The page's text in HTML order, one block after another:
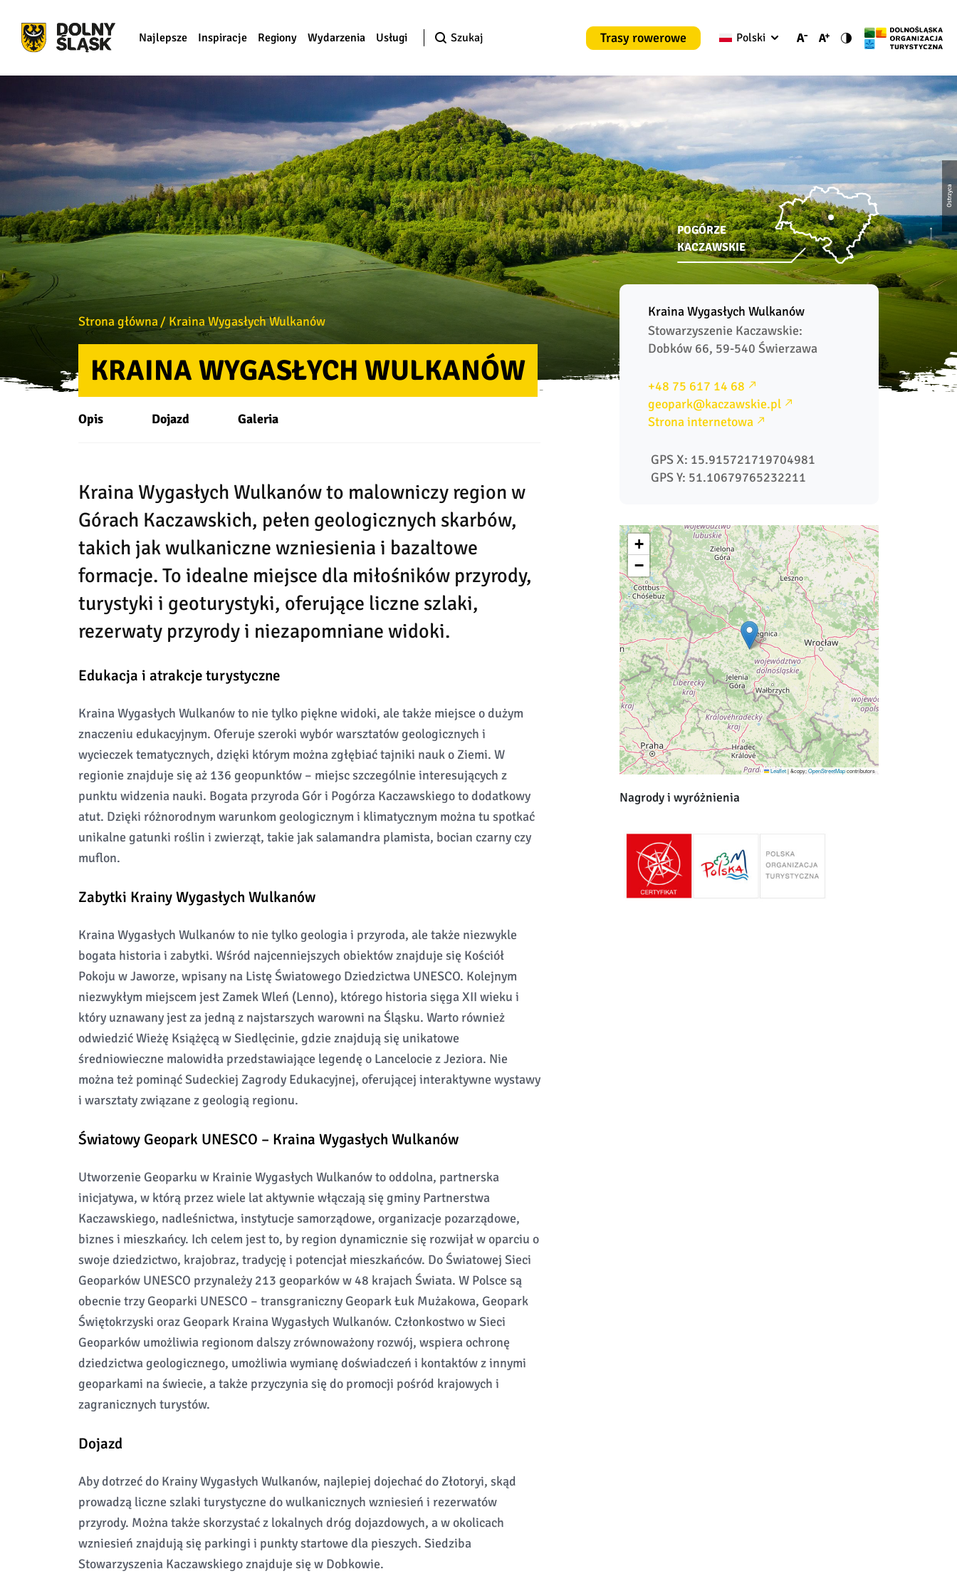
Najlepsze Inspiracje Regiony Wydarzenia Usługi Szukaj Trasy rowerowe Polski
Ostrzyca
Strona główna Kraina Wygasłych Wulkanów
KRAINA WYGASŁYCH WULKANÓW
POGÓRZE
KACZAWSKIE
Opis Dojazd Galeria
Kraina Wygasłych Wulkanów to malowniczy region w
Górach Kaczawskich, pełen geologicznych skarbów,
takich jak wulkaniczne wzniesienia i bazaltowe
formacje. To idealne miejsce dla miłośników przyrody,
turystyki i geoturystyki, oferujące liczne szlaki,
rezerwaty przyrody i niezapomniane widoki.
Edukacja i atrakcje turystyczne
Kraina Wygasłych Wulkanów to nie tylko piękne widoki, ale także miejsce o dużym
znaczeniu edukacyjnym. Oferuje szeroki wybór warsztatów geologicznych i
wycieczek tematycznych, dzięki którym można zgłębiać tajniki nauk o Ziemi. W
regionie znajduje się aż 136 geopunktów – miejsc szczególnie interesujących z
punktu widzenia nauki. Bogata przyroda Gór i Pogórza Kaczawskiego to dodatkowy
atut. Dzięki różnorodnym warunkom geologicznym i klimatycznym można tu spotkać
unikalne gatunki roślin i zwierząt, takie jak salamandra plamista, bocian czarny czy
muflon.
Zabytki Krainy Wygasłych Wulkanów
Kraina Wygasłych Wulkanów to nie tylko geologia i przyroda, ale także niezwykle
bogata historia i zabytki. Wśród najcenniejszych obiektów znajduje się Kościół
Pokoju w Jaworze, wpisany na Listę Światowego Dziedzictwa UNESCO. Kolejnym
niezwykłym miejscem jest Zamek Wleń (Lenno), którego historia sięga XII wieku i
który uznawany jest za jedną z najstarszych warowni na Śląsku. Warto również
odwiedzić Wieżę Książęcą w Siedlęcinie, gdzie znajdują się unikatowe
średniowieczne malowidła przedstawiające legendę o Lancelocie z Jeziora. Nie
można też pominąć Sudeckiej Zagrody Edukacyjnej, oferującej interaktywne wystawy
i warsztaty związane z geologią regionu.
Światowy Geopark UNESCO – Kraina Wygasłych Wulkanów
Utworzenie Geoparku w Krainie Wygasłych Wulkanów to oddolna, partnerska
inicjatywa, w którą przez wiele lat aktywnie włączają się gminy Partnerstwa
Kaczawskiego, nadleśnictwa, instytucje samorządowe, organizacje pozarządowe,
biznes i mieszkańcy. Ich celem jest to, by region dynamicznie się rozwijał w oparciu o
swoje dziedzictwo, krajobraz, tradycję i potencjał mieszkańców. Do Światowej Sieci
Geoparków UNESCO przynależy 213 geoparków w 48 krajach Świata. W Polsce są
obecnie trzy Geoparki UNESCO – transgraniczny Geopark Łuk Mużakowa, Geopark
Świętokrzyski oraz Geopark Kraina Wygasłych Wulkanów. Członkostwo w Sieci
Geoparków umożliwia regionom dalszy zrównoważony rozwój, wspiera ochronę
dziedzictwa geologicznego, umożliwia wymianę doświadczeń i kontaktów z innymi
geoparkami na świecie, a także przyczynia się do promocji pośród krajowych i
zagranicznych turystów.
Dojazd
Aby dotrzeć do Krainy Wygasłych Wulkanów, najlepiej dojechać do Złotoryi, skąd
prowadzą liczne szlaki turystyczne do wulkanicznych wzniesień i rezerwatów
przyrody. Można także skorzystać z lokalnych dróg dojazdowych, a w okolicach
wzniesień znajdują się parkingi i punkty startowe dla pieszych. Siedziba
Stowarzyszenia Kaczawskiego znajduje się w Dobkowie.
Kraina Wygasłych Wulkanów
Stowarzyszenie Kaczawskie:
Dobków 66, 59-540 Świerzawa
+48 75 617 14 68
geopark@kaczawskie.pl
Strona internetowa
GPS X: 15.915721719704981
GPS Y: 51.10679765232211
+
−
Leaflet |&copy;OpenStreetMapcontributors
Nagrody i wyróżnienia